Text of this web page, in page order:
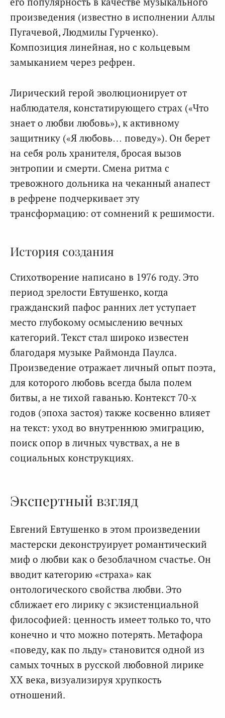
произведения (известно в исполнении Аллы
Пугачевой, Людмилы Гурченко).
Композиция линейная, но с кольцевым
замыканием через рефрен.
Лирический герой эволюционирует от
наблюдателя, констатирующего страх («Что
знает о любви любовь»), к активному
защитнику («Я любовь… поведу»). Он берет
на себя роль хранителя, бросая вызов
энтропии и смерти. Смена ритма с
тревожного дольника на чеканный анапест
в рефрене подчеркивает эту
трансформацию: от сомнений к решимости.
История создания
Стихотворение написано в 1976 году. Это
период зрелости Евтушенко, когда
гражданский пафос ранних лет уступает
место глубокому осмыслению вечных
категорий. Текст стал широко известен
благодаря музыке Раймонда Паулса.
Произведение отражает личный опыт поэта,
для которого любовь всегда была полем
битвы, а не тихой гаванью. Контекст 70-х
годов (эпоха застоя) также косвенно влияет
на текст: уход во внутреннюю эмиграцию,
поиск опор в личных чувствах, а не в
социальных конструкциях.
Экспертный взгляд
Евгений Евтушенко в этом произведении
мастерски деконструирует романтический
миф о любви как о безоблачном счастье. Он
вводит категорию «страха» как
онтологического свойства любви. Это
сближает его лирику с экзистенциальной
философией: ценность имеет только то, что
конечно и что можно потерять. Метафора
«поведу, как по льду» становится одной из
самых точных в русской любовной лирике
XX века, визуализируя хрупкость
отношений.